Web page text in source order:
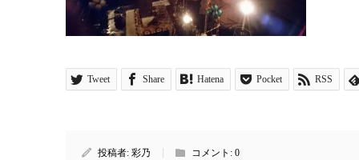
Tweet Share Hatena Pocket RSS
投稿者: 彩乃 コメント: 0